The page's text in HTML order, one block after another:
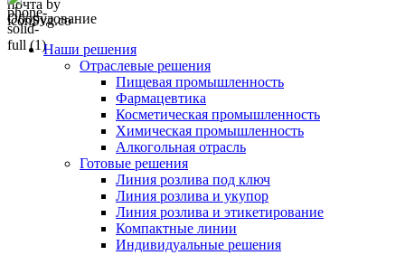
Оборудование
Наши решения
Отраслевые решения
Пищевая промышленность
Фармацевтика
Косметическая промышленность
Химическая промышленность
Алкогольная отрасль
Готовые решения
Линия розлива под ключ
Линия розлива и укупор
Линия розлива и этикетирование
Компактные линии
Индивидуальные решения